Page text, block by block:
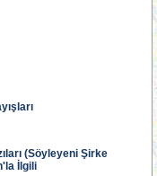
(Söyleyeni Şirke
İlgili